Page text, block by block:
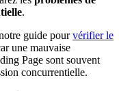
.
guide pourvérifier le
une mauvaise
Page sont souvent
concurrentielle.